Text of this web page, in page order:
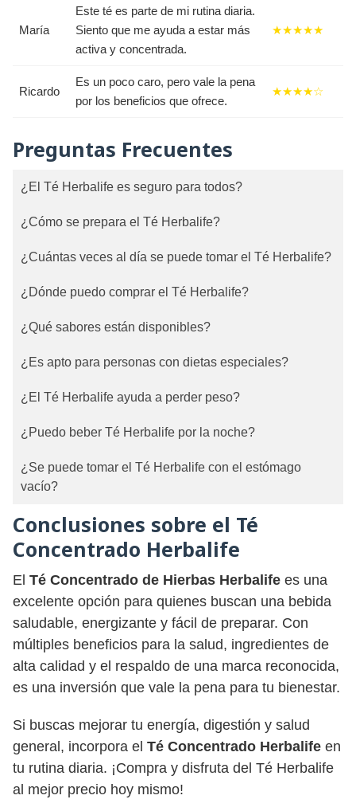
María
Este té es parte de mi rutina diaria.
Siento que me ayuda a estar más
activa y concentrada.
★★★★★
Ricardo
Es un poco caro, pero vale la pena
por los beneficios que ofrece.
★★★★☆
Preguntas Frecuentes
¿El Té Herbalife es seguro para todos?
¿Cómo se prepara el Té Herbalife?
¿Cuántas veces al día se puede tomar el Té Herbalife?
¿Dónde puedo comprar el Té Herbalife?
¿Qué sabores están disponibles?
¿Es apto para personas con dietas especiales?
¿El Té Herbalife ayuda a perder peso?
¿Puedo beber Té Herbalife por la noche?
¿Se puede tomar el Té Herbalife con el estómago
vacío?
Conclusiones sobre el Té
Concentrado Herbalife
El Té Concentrado de Hierbas Herbalife es una
excelente opción para quienes buscan una bebida
saludable, energizante y fácil de preparar. Con
múltiples beneficios para la salud, ingredientes de
alta calidad y el respaldo de una marca reconocida,
es una inversión que vale la pena para tu bienestar.
Si buscas mejorar tu energía, digestión y salud
general, incorpora el Té Concentrado Herbalife en
tu rutina diaria. ¡Compra y disfruta del Té Herbalife
al mejor precio hoy mismo!